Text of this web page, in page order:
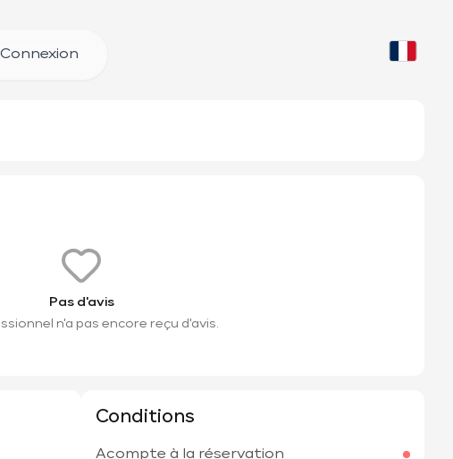
Connexion
Pas d'avis
n'a pas encore reçu d'avis.
Conditions
Acompte à la réservation